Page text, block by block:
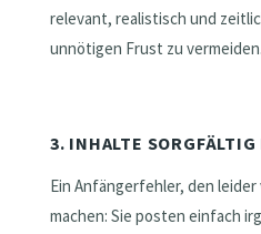
relevant, realistisch und
unnötigen Frust zu vermeiden.
3. INHALTE
Ein Anfängerfehler, den
machen: Sie posten einfach